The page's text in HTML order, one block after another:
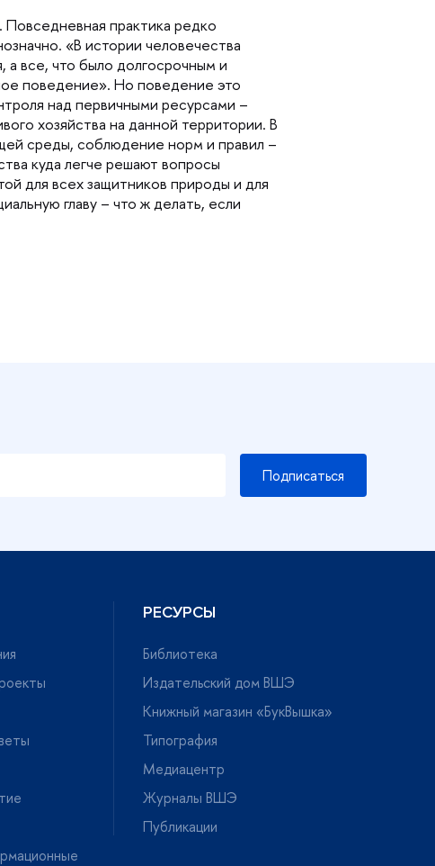
практика редко
«В истории человечества
все, что было долгосрочным и
поведение». Но поведение это
над первичными ресурсами –
хозяйства на данной территории.
среды, соблюдение норм и правил –
куда легче решают вопросы
для всех защитников природы и для
главу – что ж делать, если
Подписаться
РЕСУРСЫ
Библиотека
Издательский дом ВШЭ
Книжный магазин «БукВышка»
Типография
Медиацентр
Журналы ВШЭ
Публикации